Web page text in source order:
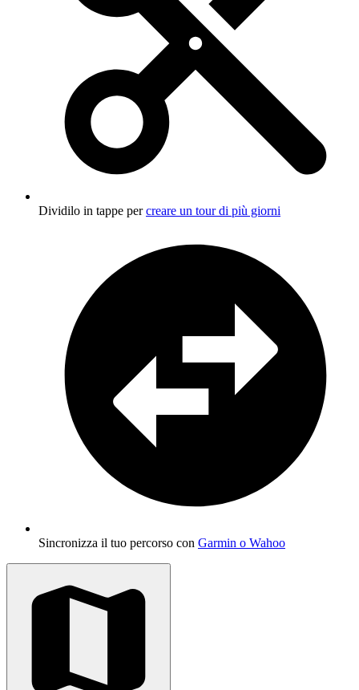
Dividilo in tappe percreare un tour di più giorni
Sincronizza il tuo percorso con Garmin o Wahoo